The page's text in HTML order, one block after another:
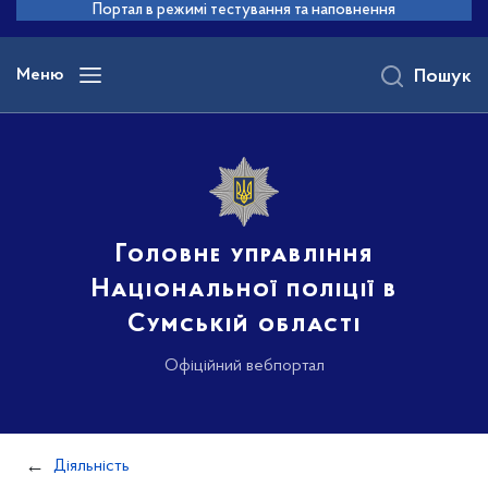
основного
вмісту
Портал в режимі тестування та наповнення
Меню
Головне управління
Національної поліції в
Сумській області
Офіційний вебпортал
Пошук
Діяльність